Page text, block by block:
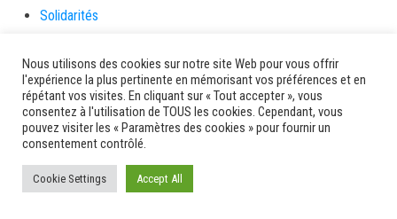
Solidarités
souris
soutien
soutienàlaparentalité
Spectacle
Sport
Sports de nature
Nous utilisons des cookies sur notre site Web pour vous offrir
l'expérience la plus pertinente en mémorisant vos préférences et en
répétant vos visites. En cliquant sur « Tout accepter », vous
consentez à l'utilisation de TOUS les cookies. Cependant, vous
pouvez visiter les « Paramètres des cookies » pour fournir un
consentement contrôlé.
Cookie Settings Accept All